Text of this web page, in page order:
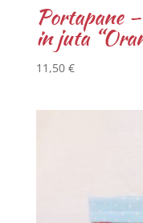
Portapane
in juta
11,50 €